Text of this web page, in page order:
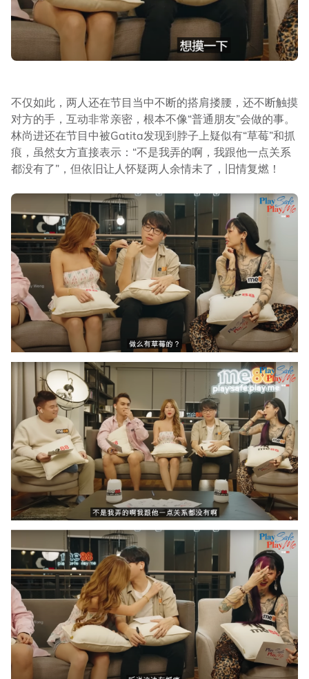
不仅如此，两人还在节目当中不断的搭肩搂腰，还不断触摸
对方的手，互动非常亲密，根本不像“普通朋友”会做的事。
林尚进还在节目中被Gatita发现到脖子上疑似有“草莓”和抓
痕，虽然女方直接表示：“不是我弄的啊，我跟他一点关系
都没有了”，但依旧让人怀疑两人余情未了，旧情复燃！